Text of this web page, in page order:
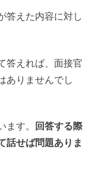
答えた内容に対し
答えれば、面接官
ありませんでし
ます。
回答する際
話せば問題ありま